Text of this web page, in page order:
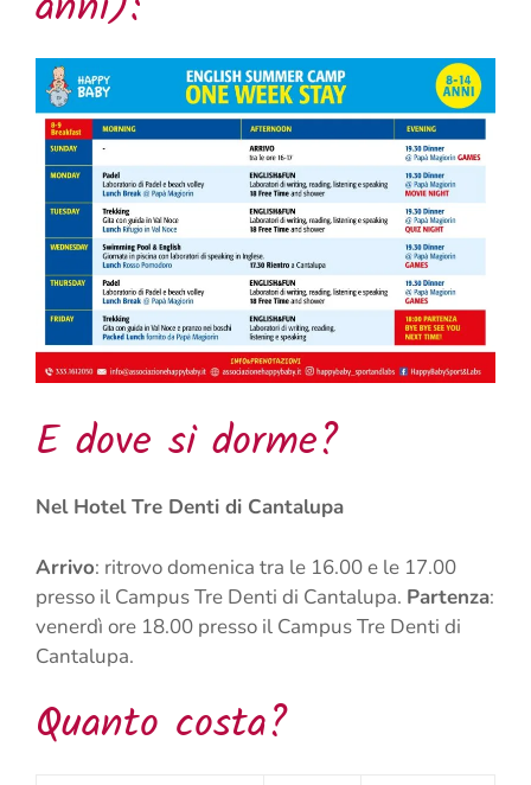
E dove si dorme?
Nel Hotel Tre Denti di Cantalupa
Arrivo: ritrovo domenica tra le 16.00 e le 17.00
presso il Campus Tre Denti di Cantalupa. Partenza:
venerdì ore 18.00 presso il Campus Tre Denti di
Cantalupa.
Quanto costa?